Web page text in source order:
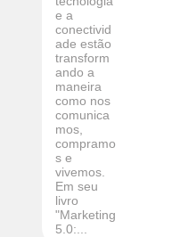
e a
conectivid
ade estão
transform
ando a
maneira
como nos
comunica
mos,
compramo
s e
vivemos.
Em seu
livro
"Marketing
5.0:...